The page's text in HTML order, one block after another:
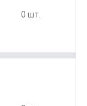
0 шт.